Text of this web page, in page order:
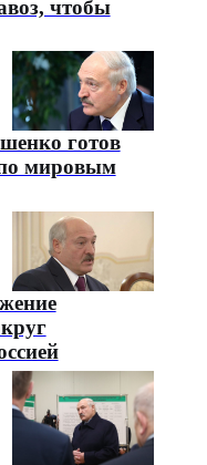
чтобы
готов
мировым